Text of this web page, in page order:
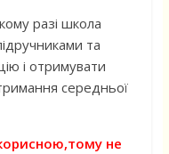
разі школа
та
і отримувати
середньої
не